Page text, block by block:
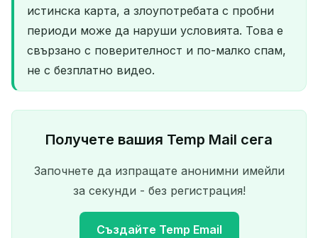
истинска карта, а злоупотребата с пробни
периоди може да наруши условията. Това е
свързано с поверителност и по-малко спам,
не с безплатно видео.
Получете вашия Temp Mail сега
Започнете да изпращате анонимни имейли
за секунди - без регистрация!
Създайте Temp Email